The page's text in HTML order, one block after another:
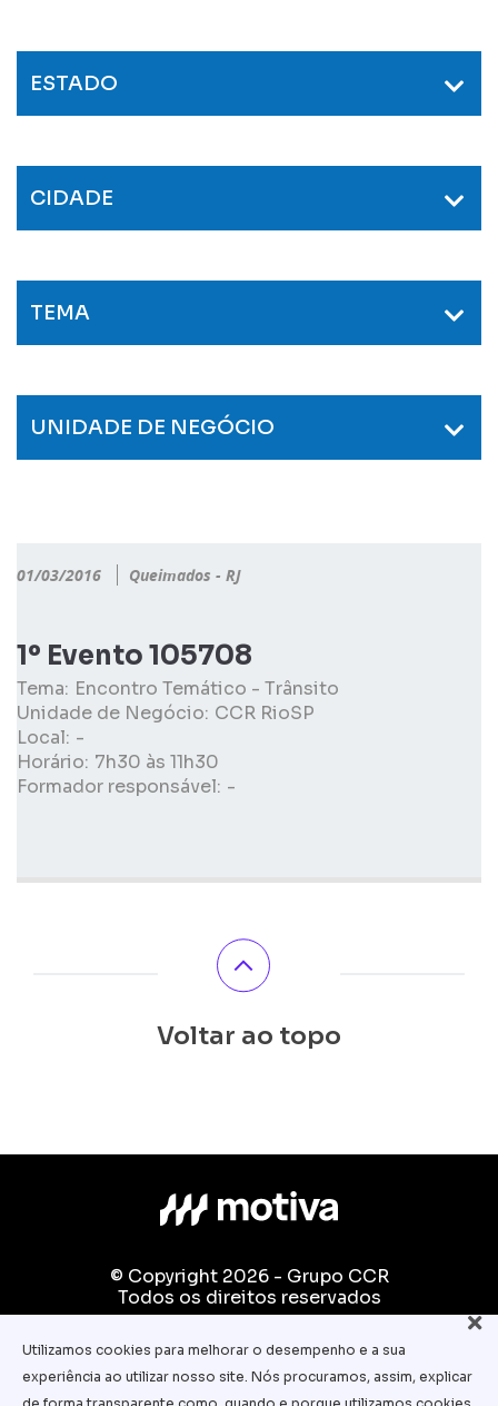
ESTADO
CIDADE
TEMA
UNIDADE DE NEGÓCIO
01/03/2016 Queimados - RJ
1º Evento 105708
Tema: Encontro Temático - Trânsito
Unidade de Negócio: CCR RioSP
Local: -
Horário: 7h30 às 11h30
Formador responsável: -
Voltar ao topo
© Copyright 2026 - Grupo CCR
Todos os direitos reservados
Fale conosco:
equipe.pedagogica@motiva.com.br
Utilizamos cookies para melhorar o desempenho e a sua
experiência ao utilizar nosso site. Nós procuramos, assim, explicar